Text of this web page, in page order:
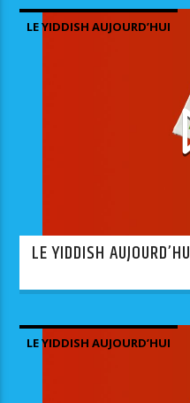
LE YIDDISH AUJOURD’HUI
LE YIDDISH
LE YIDDISH AUJOURD’HUI